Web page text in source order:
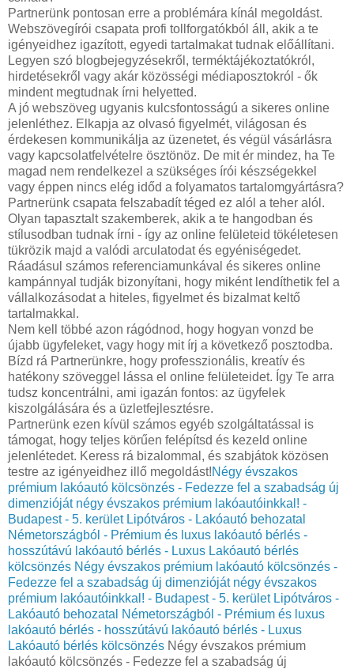
Partnerünk pontosan erre a problémára kínál megoldást.
Webszövegírói csapata profi tollforgatókból áll, akik a te
igényeidhez igazított, egyedi tartalmakat tudnak előállítani.
Legyen szó blogbejegyzésekről, terméktájékoztatókról,
hirdetésekről vagy akár közösségi médiaposztokról - ők
mindent megtudnak írni helyetted.
A jó webszöveg ugyanis kulcsfontosságú a sikeres online
jelenléthez. Elkapja az olvasó figyelmét, világosan és
érdekesen kommunikálja az üzenetet, és végül vásárlásra
vagy kapcsolatfelvételre ösztönöz. De mit ér mindez, ha Te
magad nem rendelkezel a szükséges írói készségekkel
vagy éppen nincs elég időd a folyamatos tartalomgyártásra?
Partnerünk csapata felszabadít téged ez alól a teher alól.
Olyan tapasztalt szakemberek, akik a te hangodban és
stílusodban tudnak írni - így az online felületeid tökéletesen
tükrözik majd a valódi arculatodat és egyéniségedet.
Ráadásul számos referenciamunkával és sikeres online
kampánnyal tudják bizonyítani, hogy miként lendíthetik fel a
vállalkozásodat a hiteles, figyelmet és bizalmat keltő
tartalmakkal.
Nem kell többé azon rágódnod, hogy hogyan vonzd be
újabb ügyfeleket, vagy hogy mit írj a következő posztodba.
Bízd rá Partnerünkre, hogy professzionális, kreatív és
hatékony szöveggel lássa el online felületeidet. Így Te arra
tudsz koncentrálni, ami igazán fontos: az ügyfelek
kiszolgálására és a üzletfejlesztésre.
Partnerünk ezen kívül számos egyéb szolgáltatással is
támogat, hogy teljes körűen felépítsd és kezeld online
jelenlétedet. Keress rá bizalommal, és szabjátok közösen
testre az igényeidhez illő megoldást!Négy évszakos
prémium lakóautó kölcsönzés - Fedezze fel a szabadság új
dimenzióját négy évszakos prémium lakóautóinkkal! -
Budapest - 5. kerület Lipótváros - Lakóautó behozatal
Németországból - Prémium és luxus lakóautó bérlés -
hosszútávú lakóautó bérlés - Luxus Lakóautó bérlés
kölcsönzés Négy évszakos prémium lakóautó kölcsönzés -
Fedezze fel a szabadság új dimenzióját négy évszakos
prémium lakóautóinkkal! - Budapest - 5. kerület Lipótváros -
Lakóautó behozatal Németországból - Prémium és luxus
lakóautó bérlés - hosszútávú lakóautó bérlés - Luxus
Lakóautó bérlés kölcsönzés Négy évszakos prémium
lakóautó kölcsönzés - Fedezze fel a szabadság új